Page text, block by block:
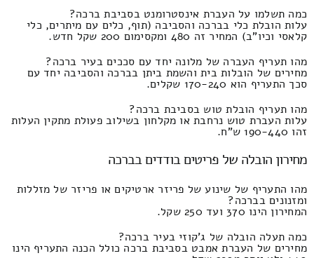
כמה תשלמו על העברת אינסטרומנט בסביבת ברכה?
עלות הובלת כלי בברכה והסביבה (תוף, כלים עם מיתרים, כלי
קלאסי וכיו"ב) המחיר זה 480 ומקסימום 200 שקל חדש.
מהו תעריף העברה של מלונה יחד עם סככים בעיר ברכה?
מחירים של הובלות בית והשמת ביתן בברכה והסביבה יחד עם
סכך התעריף הוא 170-240 שקלים.
מהו תעריף הובלת טוש בסביבת ברכה?
עלות העברת טוש נרחבת או מקלחון בשילוב פעולת מתקין העלות
זהו 190-440 ש"ח.
מחירון הובלה של פריטים בודדים בברכה
מהו התעריף של שינוע של פריזר ארטיקים או פריזר של מזללות
ומזנונים בברכה?
המחירון הינו 370 ועד 250 שקל.
כמה תעלה הובלה של ג'קוזי בעיר ברכה?
מחירים של העברת אמבט בסביבת ברכה כולל הכנה התעריף הינו